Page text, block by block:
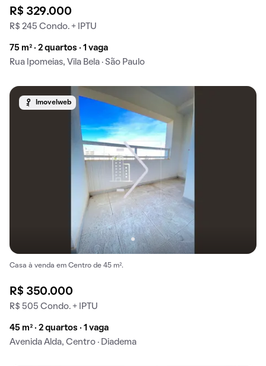
R$ 329.000
R$ 245 Condo. + IPTU
75 m² · 2 quartos · 1 vaga
Rua Ipomeias, Vila Bela · São Paulo
Imovelweb
Casa à venda em Centro de 45 m².
R$ 350.000
R$ 505 Condo. + IPTU
45 m² · 2 quartos · 1 vaga
Avenida Alda, Centro · Diadema